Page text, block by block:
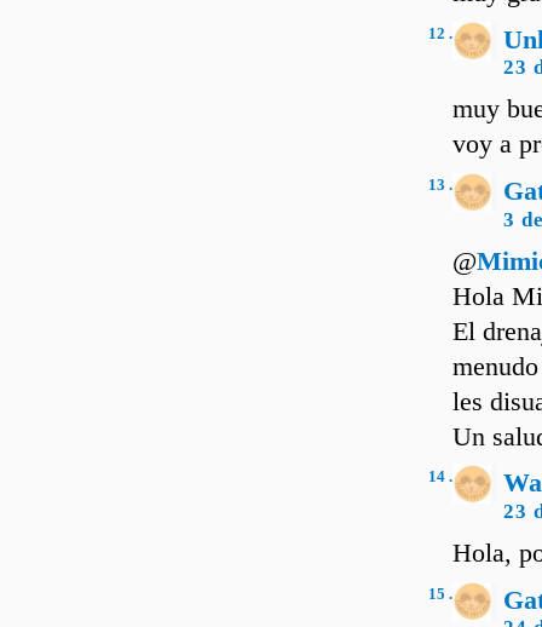
12 .
23
muy
voy a
13 .
3
@
Hola
El
les
Un
14 .
23
Hola,
15 .